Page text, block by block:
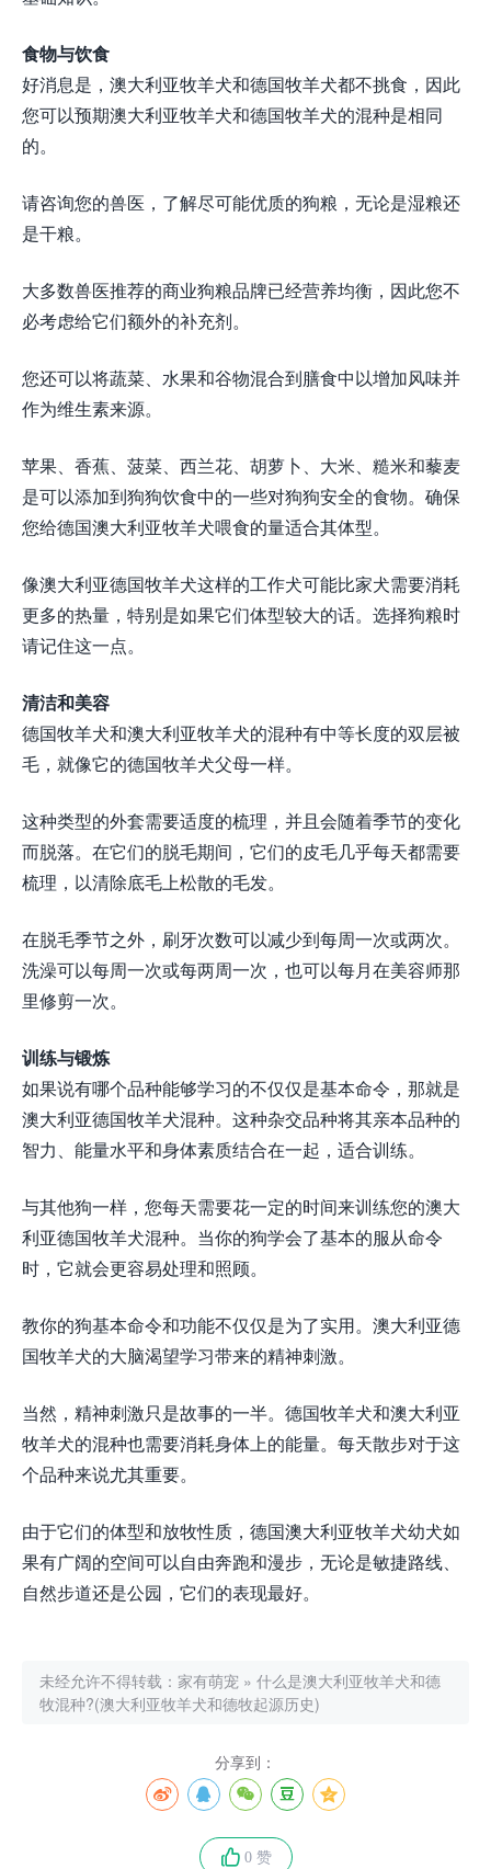
食物与饮食
好消息是，澳大利亚牧羊犬和德国牧羊犬都不挑食，因此
您可以预期澳大利亚牧羊犬和德国牧羊犬的混种是相同
的。
请咨询您的兽医，了解尽可能优质的狗粮，无论是湿粮还
是干粮。
大多数兽医推荐的商业狗粮品牌已经营养均衡，因此您不
必考虑给它们额外的补充剂。
您还可以将蔬菜、水果和谷物混合到膳食中以增加风味并
作为维生素来源。
苹果、香蕉、菠菜、西兰花、胡萝卜、大米、糙米和藜麦
是可以添加到狗狗饮食中的一些对狗狗安全的食物。确保
您给德国澳大利亚牧羊犬喂食的量适合其体型。
像澳大利亚德国牧羊犬这样的工作犬可能比家犬需要消耗
更多的热量，特别是如果它们体型较大的话。选择狗粮时
请记住这一点。
清洁和美容
德国牧羊犬和澳大利亚牧羊犬的混种有中等长度的双层被
毛，就像它的德国牧羊犬父母一样。
这种类型的外套需要适度的梳理，并且会随着季节的变化
而脱落。在它们的脱毛期间，它们的皮毛几乎每天都需要
梳理，以清除底毛上松散的毛发。
在脱毛季节之外，刷牙次数可以减少到每周一次或两次。
洗澡可以每周一次或每两周一次，也可以每月在美容师那
里修剪一次。
训练与锻炼
如果说有哪个品种能够学习的不仅仅是基本命令，那就是
澳大利亚德国牧羊犬混种。这种杂交品种将其亲本品种的
智力、能量水平和身体素质结合在一起，适合训练。
与其他狗一样，您每天需要花一定的时间来训练您的澳大
利亚德国牧羊犬混种。当你的狗学会了基本的服从命令
时，它就会更容易处理和照顾。
教你的狗基本命令和功能不仅仅是为了实用。澳大利亚德
国牧羊犬的大脑渴望学习带来的精神刺激。
当然，精神刺激只是故事的一半。德国牧羊犬和澳大利亚
牧羊犬的混种也需要消耗身体上的能量。每天散步对于这
个品种来说尤其重要。
由于它们的体型和放牧性质，德国澳大利亚牧羊犬幼犬如
果有广阔的空间可以自由奔跑和漫步，无论是敏捷路线、
自然步道还是公园，它们的表现最好。
未经允许不得转载： 家有萌宠 » 什么是澳大利亚牧羊犬和德
牧混种?(澳大利亚牧羊犬和德牧起源历史)
分享到：
0 赞